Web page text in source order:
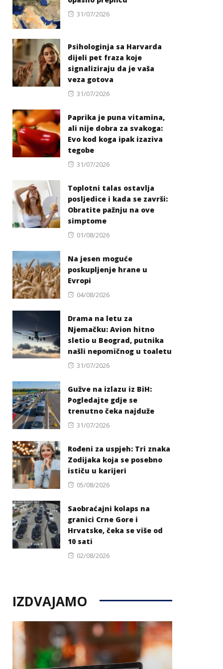
Posted
31/07/2026
Psihologinja sa Harvarda
dijeli pet fraza koje
signaliziraju da je vaša
veza gotova
Posted
31/07/2026
Paprika je puna vitamina,
ali nije dobra za svakoga:
Evo kod koga ipak izaziva
tegobe
Posted
31/07/2026
Toplotni talas ostavlja
posljedice i kada se završi:
Obratite pažnju na ove
simptome
Posted
01/08/2026
Na jesen moguće
poskupljenje hrane u
Evropi
Posted
04/08/2026
Drama na letu za
Njemačku: Avion hitno
sletio u Beograd, putnika
našli nepomičnog u toaletu
Posted
31/07/2026
Gužve na izlazu iz BiH:
Pogledajte gdje se
trenutno čeka najduže
Posted
31/07/2026
Rođeni za uspjeh: Tri znaka
Zodijaka koja se posebno
ističu u karijeri
Posted
05/08/2026
Saobraćajni kolaps na
granici Crne Gore i
Hrvatske, čeka se više od
10 sati
Posted
02/08/2026
IZDVAJAMO